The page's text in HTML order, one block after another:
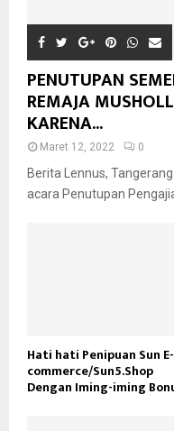
PENUTUPAN
REMAJA
KARENA...
Maret 12, 2022 0
Berita Lennus,
acara Penutupan
Hati hati Penipuan Sun E-
commerce/Sun5.Shop
Dengan Iming-iming